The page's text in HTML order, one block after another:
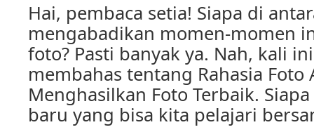
Hai, pembaca setia! Siapa di
mengabadikan momen-momen
foto? Pasti banyak ya. Nah, kali
membahas tentang Rahasia Foto
Menghasilkan Foto Terbaik.
baru yang bisa kita pelajari